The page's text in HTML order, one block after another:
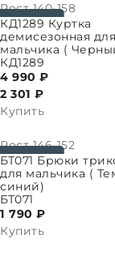
Рост 140-158
КД1289 Куртка
демисезонная для
мальчика (
КД1289
4 990 ₽
2 301 ₽
Купить
Рост 146-152
БТ071 Брюки
для мальчика (
синий)
БТ071
1 790 ₽
Купить